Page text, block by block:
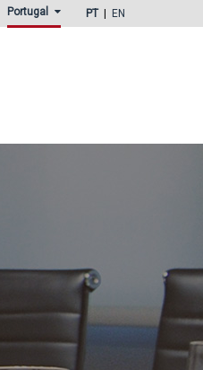
Portugal PT EN